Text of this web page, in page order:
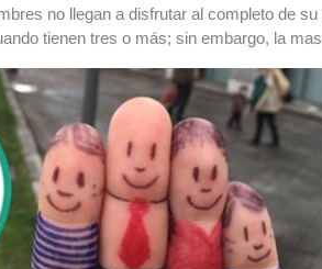
no llegan a disfrutar al completo de
tienen tres o más; sin embargo, la